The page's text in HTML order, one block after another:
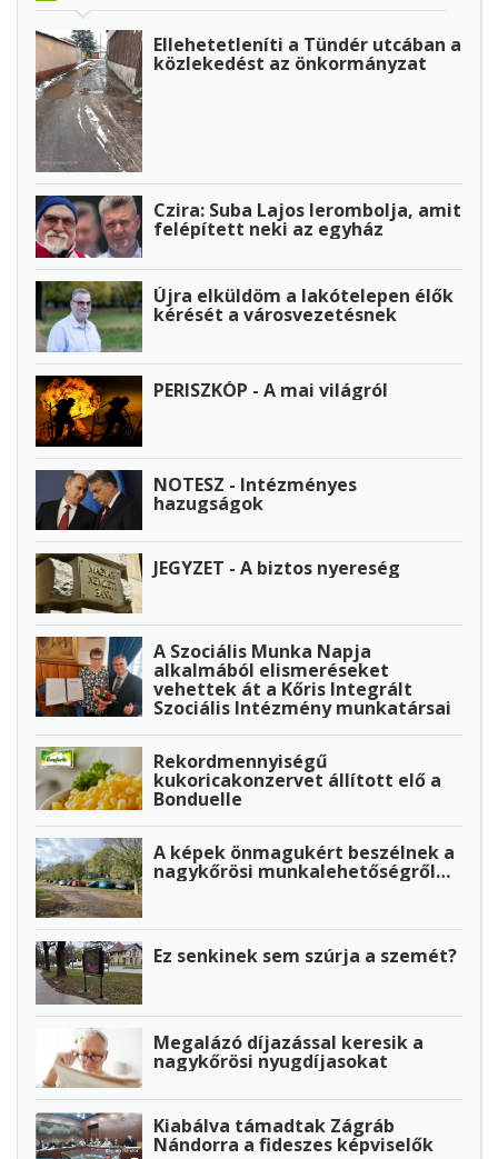
Ellehetetleníti a Tündér utcában a
közlekedést az önkormányzat
Czira: Suba Lajos lerombolja, amit
felépített neki az egyház
Újra elküldöm a lakótelepen élők
kérését a városvezetésnek
PERISZKÓP - A mai világról
NOTESZ - Intézményes
hazugságok
JEGYZET - A biztos nyereség
A Szociális Munka Napja
alkalmából elismeréseket
vehettek át a Kőris Integrált
Szociális Intézmény munkatársai
Rekordmennyiségű
kukoricakonzervet állított elő a
Bonduelle
A képek önmagukért beszélnek a
nagykőrösi munkalehetőségről…
Ez senkinek sem szúrja a szemét?
Megalázó díjazással keresik a
nagykőrösi nyugdíjasokat
Kiabálva támadtak Zágráb
Nándorra a fideszes képviselők